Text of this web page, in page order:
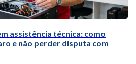
assistência técnica: como
e não perder disputa com